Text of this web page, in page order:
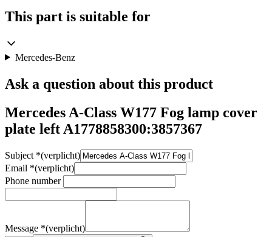
This part is suitable for
Mercedes-Benz
Ask a question about this product
Mercedes A-Class W177 Fog lamp cover
plate left A1778858300:3857367
Subject *(verplicht)
Email *(verplicht)
Phone number
Message *(verplicht)